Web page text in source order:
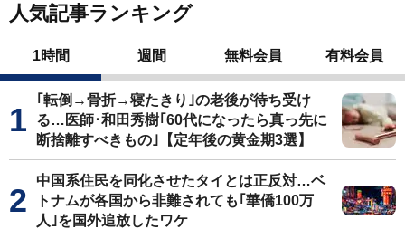
人気記事ランキング
1時間 週間 無料会員 有料会員
｢転倒→骨折→寝たきり｣の老後が待ち受け
る…医師･和田秀樹｢60代になったら真っ先に
断捨離すべきもの｣【定年後の黄金期3選】
中国系住民を同化させたタイとは正反対…ベ
トナムが各国から非難されても｢華僑100万
人｣を国外追放したワケ